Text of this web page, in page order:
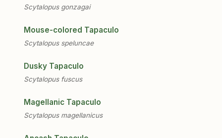
Scytalopus gonzagai
Mouse-colored Tapaculo
Scytalopus speluncae
Dusky Tapaculo
Scytalopus fuscus
Magellanic Tapaculo
Scytalopus magellanicus